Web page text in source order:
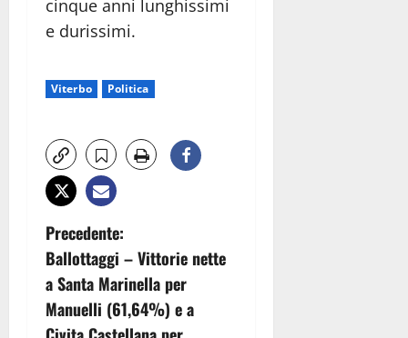
cinque anni lunghissimi
e durissimi.
Viterbo Politica
N
a
v
Precedente:
Ballottaggi – Vittorie nette
a Santa Marinella per
Manuelli (61,64%) e a